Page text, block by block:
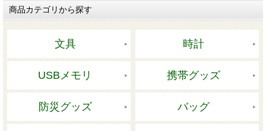
商品カテゴリから探す
文具 時計
USBメモリ 携帯グッズ
防災グッズ バッグ